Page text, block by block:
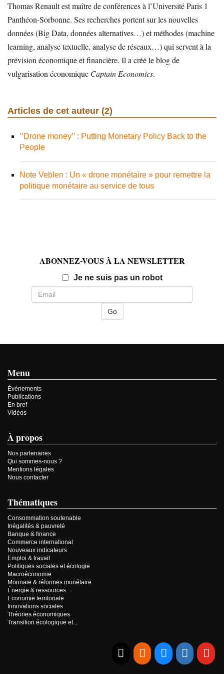
Thomas Renault est maître de conférences à l’Université Paris 1
Panthéon-Sorbonne. Ses recherches portent sur les nouvelles
données (Big Data, données alternatives…) et méthodes (machine
learning, analyse textuelle, analyse de réseaux…) qui servent à la
prévision économique et financière. Il a créé le blog de
vulgarisation économique Captain Economics.
Articles de cet auteur (2)
’’Drone money’’ : Putting Monetary Policy Back to the
People
Note Veblen : Un « drone monétaire » pour remettre la
politique monétaire au service de tous
ABONNEZ-VOUS À LA NEWSLETTER
Je ne suis pas un robotEmail
Menu
Événements
Publications
En bref
Vidéos
À propos
Nos partenaires
Qui sommes-nous ?
Mentions légales
Nous contacter
Thématiques
Consommation soutenable
Inégalités & pauvreté
Banque & finance
Commerce international
Nouveaux indicateurs
Emploi & travail
Politiques sociales et écologie
Macroéconomie
Monnaie & réformes monétaire
Énergie & ressources...
Economie territoriale
Innovations sociales
Théories économiques
Transition écologique et...